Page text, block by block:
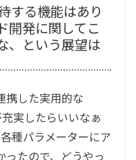
する機能はあり
開発に関してこ
、という展望は
携した実用的な
実したらいいなぁ
種パラメーターにア
ったので、どうやっ